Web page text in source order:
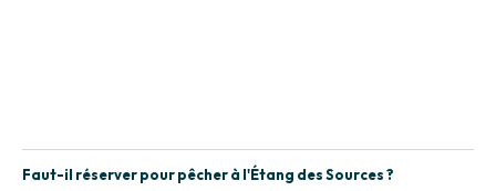
Faut-il réserver pour pêcher à l'Étang des Sources ?